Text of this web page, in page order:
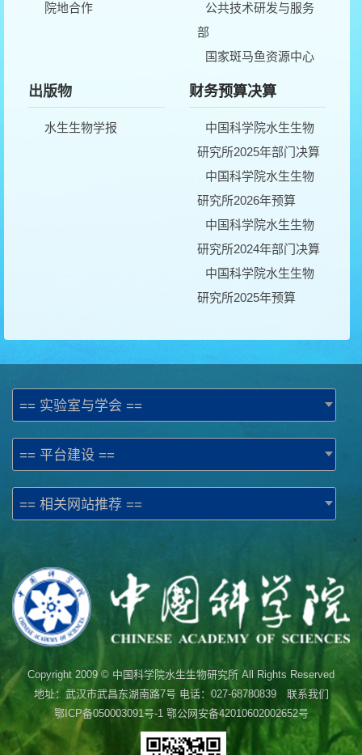
院地合作
公共技术研发与服务
部
国家斑马鱼资源中心
淡水生物与生物技术
国家重点实验室
出版物
水生生物学报
财务预算决算
中国科学院水生生物
研究所2025年部门决算
中国科学院水生生物
研究所2026年预算
中国科学院水生生物
研究所2024年部门决算
中国科学院水生生物
研究所2025年预算
== 实验室与学会 ==
== 平台建设 ==
== 相关网站推荐 ==
Copyright 2009 © 中国科学院水生生物研究所 All Rights Reserved
地址：武汉市武昌东湖南路7号 电话：027-68780839 联系我们
鄂ICP备050003091号-1鄂公网安备42010602002652号